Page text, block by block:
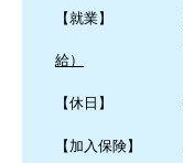
【就業】
給）
【休日】
【加入保険】